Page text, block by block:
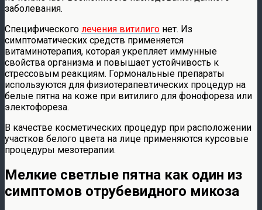
заболевания.
Специфического лечения витилиго нет. Из
симптоматических средств применяется
витаминотерапия, которая укрепляет иммунные
свойства организма и повышает устойчивость к
стрессовым реакциям. Гормональные препараты
используются для физиотерапевтических процедур на
белые пятна на коже при витилиго для фонофореза или
электофореза.
В качестве косметических процедур при расположении
участков белого цвета на лице применяются курсовые
процедуры мезотерапии.
Мелкие светлые пятна как один из
симптомов отрубевидного микоза